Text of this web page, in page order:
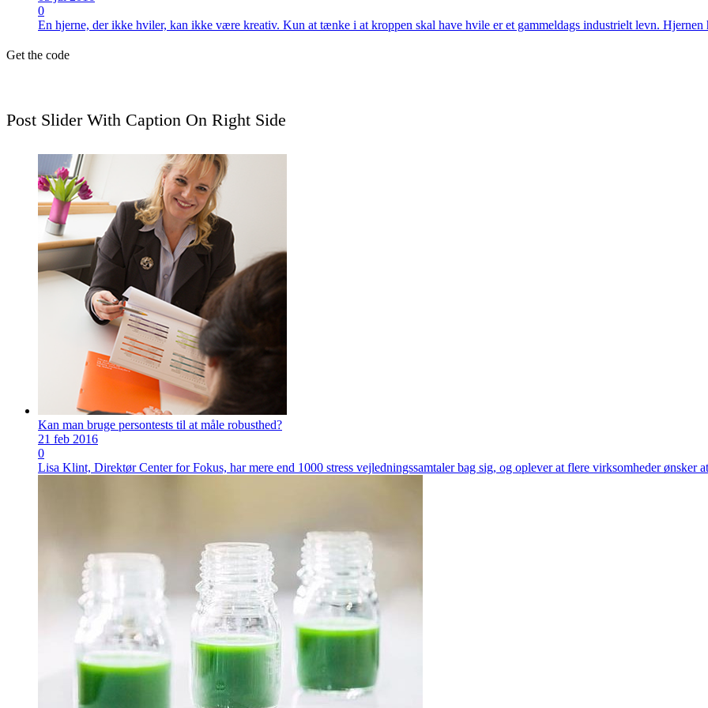
0
En hjerne, der ikke hviler, kan ikke være kreativ. Kun at tænke i at kroppen skal have hvile er et gammeldags industrielt levn. Hjernen
Get the code
Post Slider With Caption On Right Side
Kan man bruge persontests til at måle robusthed?
21 feb 2016
0
Lisa Klint, Direktør Center for Fokus, har mere end 1000 stress vejledningssamtaler bag sig, og oplever at flere virksomheder ønsker